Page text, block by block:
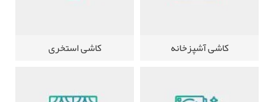
کاشی آشپزخانه کاشی استخری